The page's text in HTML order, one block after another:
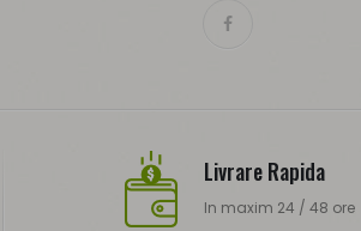
Livrare Rapida
In maxim 24 / 48 ore